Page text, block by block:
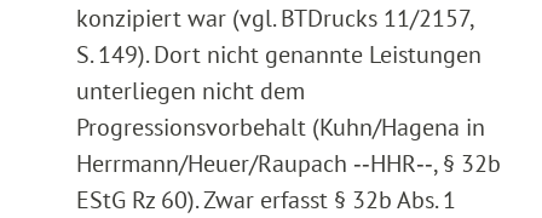
konzipiert war (vgl. BTDrucks 11/2157,
S. 149). Dort nicht genannte Leistungen
unterliegen nicht dem
Progressionsvorbehalt (Kuhn/Hagena in
Herrmann/Heuer/Raupach ‑‑HHR‑‑, § 32b
EStG Rz 60). Zwar erfasst § 32b Abs. 1